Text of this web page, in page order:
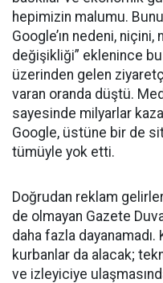
hepimizin malumu.
Google’ın nedeni, niçini,
değişikliği” eklenince
üzerinden gelen
varan oranda düştü.
sayesinde milyarlar
Google, üstüne bir de
tümüyle yok etti.
Doğrudan reklam
de olmayan Gazete
daha fazla
kurbanlar da alacak;
ve izleyiciye